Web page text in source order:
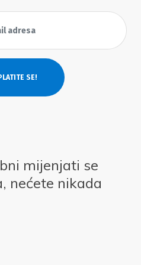
mijenjati se
nećete nikada